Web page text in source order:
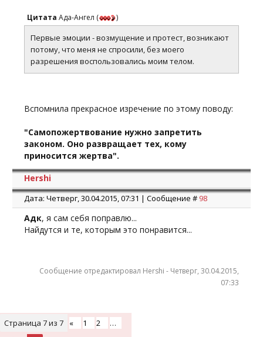
Цитата Ада-Ангел ( )
Первые эмоции - возмущение и протест, возникают
потому, что меня не спросили, без моего
разрешения воспользовались моим телом.
Вспомнила прекрасное изречение по этому поводу:
"Самопожертвование нужно запретить
законом. Оно развращает тех, кому
приносится жертва".
Hershi
Дата: Четверг, 30.04.2015, 07:31 | Сообщение # 98
Адк, я сам себя поправлю...
Найдутся и те, которым это понравится...
Сообщение отредактировал Hershi - Четверг, 30.04.2015,
07:33
Страница 7из 7 « 1 2
…